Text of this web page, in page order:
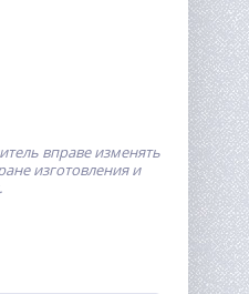
вправе изменять
изготовления и